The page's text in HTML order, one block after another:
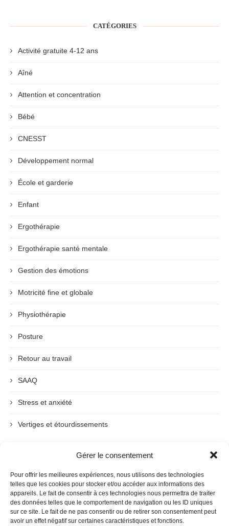
Gérer le consentement
Pour offrir les meilleures expériences, nous utilisons des technologies
telles que les cookies pour stocker et/ou accéder aux informations des
appareils. Le fait de consentir à ces technologies nous permettra de traiter
des données telles que le comportement de navigation ou les ID uniques
sur ce site. Le fait de ne pas consentir ou de retirer son consentement peut
avoir un effet négatif sur certaines caractéristiques et fonctions.
CATÉGORIES
Activité gratuite 4-12 ans
Aîné
Attention et concentration
Bébé
CNESST
Développement normal
École et garderie
Enfant
Ergothérapie
Ergothérapie santé mentale
Gestion des émotions
Motricité fine et globale
Physiothérapie
Posture
Retour au travail
SAAQ
Stress et anxiété
Vertiges et étourdissements